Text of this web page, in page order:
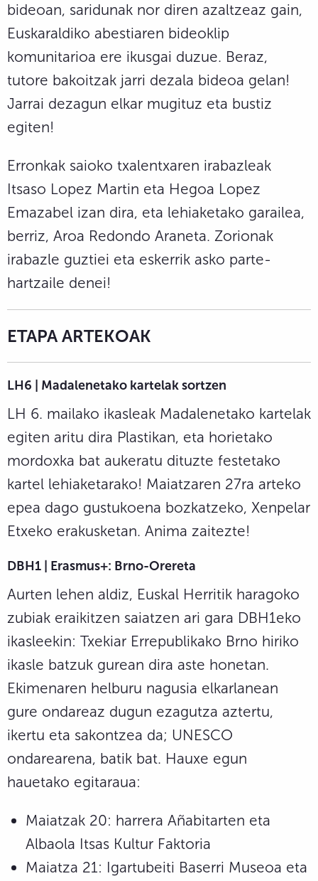
bideoan, saridunak nor diren azaltzeaz gain,
Euskaraldiko abestiaren bideoklip
komunitarioa ere ikusgai duzue. Beraz,
tutore bakoitzak jarri dezala bideoa gelan!
Jarrai dezagun elkar mugituz eta bustiz
egiten!
Erronkak saioko txalentxaren irabazleak
Itsaso Lopez Martin eta Hegoa Lopez
Emazabel izan dira, eta lehiaketako garailea,
berriz, Aroa Redondo Araneta. Zorionak
irabazle guztiei eta eskerrik asko parte-
hartzaile denei!
ETAPA ARTEKOAK
LH6 | Madalenetako kartelak sortzen
LH 6. mailako ikasleak Madalenetako kartelak
egiten aritu dira Plastikan, eta horietako
mordoxka bat aukeratu dituzte festetako
kartel lehiaketarako! Maiatzaren 27ra arteko
epea dago gustukoena bozkatzeko, Xenpelar
Etxeko erakusketan. Anima zaitezte!
DBH1 | Erasmus+: Brno-Orereta
Aurten lehen aldiz, Euskal Herritik haragoko
zubiak eraikitzen saiatzen ari gara DBH1eko
ikasleekin: Txekiar Errepublikako Brno hiriko
ikasle batzuk gurean dira aste honetan.
Ekimenaren helburu nagusia elkarlanean
gure ondareaz dugun ezagutza aztertu,
ikertu eta sakontzea da; UNESCO
ondarearena, batik bat. Hauxe egun
hauetako egitaraua:
Maiatzak 20: harrera Añabitarten eta
Albaola Itsas Kultur Faktoria
Maiatza 21: Igartubeiti Baserri Museoa eta